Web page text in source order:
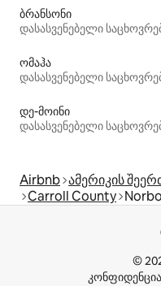
ბრანსონი
ომაჰა
დე-მოინი
Airbnb ამერიკის
Carroll County
©